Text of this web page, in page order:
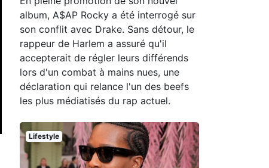
album, A$AP Rocky a été interrogé sur
son conflit avec Drake. Sans détour, le
rappeur de Harlem a assuré qu'il
accepterait de régler leurs différends
lors d'un combat à mains nues, une
déclaration qui relance l'un des beefs
les plus médiatisés du rap actuel.
Lifestyle